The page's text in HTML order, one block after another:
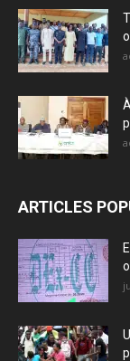
ARTICLES